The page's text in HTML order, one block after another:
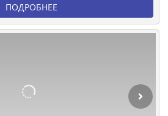
ПОДРОБНЕЕ